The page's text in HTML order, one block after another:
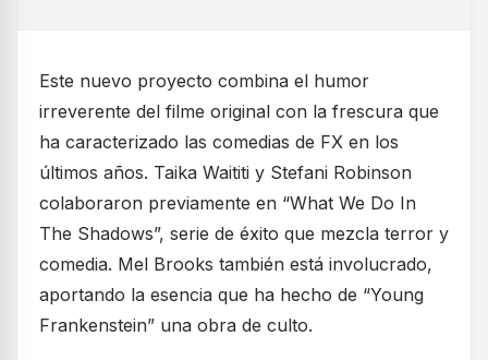
Este nuevo proyecto combina el humor
irreverente del filme original con la frescura que
ha caracterizado las comedias de FX en los
últimos años. Taika Waititi y Stefani Robinson
colaboraron previamente en “What We Do In
The Shadows”, serie de éxito que mezcla terror y
comedia. Mel Brooks también está involucrado,
aportando la esencia que ha hecho de “Young
Frankenstein” una obra de culto.